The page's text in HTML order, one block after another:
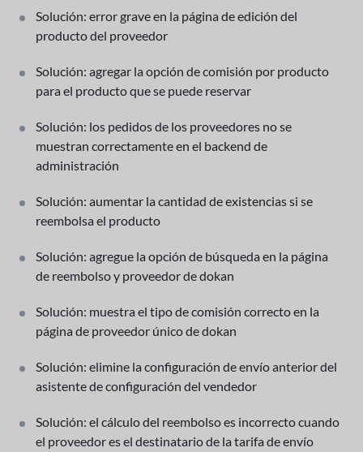
Solución: error grave en la página de edición del
producto del proveedor
Solución: agregar la opción de comisión por producto
para el producto que se puede reservar
Solución: los pedidos de los proveedores no se
muestran correctamente en el backend de
administración
Solución: aumentar la cantidad de existencias si se
reembolsa el producto
Solución: agregue la opción de búsqueda en la página
de reembolso y proveedor de dokan
Solución: muestra el tipo de comisión correcto en la
página de proveedor único de dokan
Solución: elimine la configuración de envío anterior del
asistente de configuración del vendedor
Solución: el cálculo del reembolso es incorrecto cuando
el proveedor es el destinatario de la tarifa de envío